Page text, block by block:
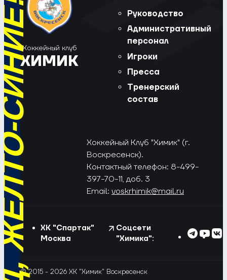
Хоккейный клуб
ХИМИК
Руководство
Административный
персонал
Игроки
Пресса
Тренерский
состав
Хоккейный Клуб "Химик" (г.
Воскресенск).
Контактный телефон: 8-499-
397-70-11, доб. 3
Email: voskrhimik@mail.ru
ХК "Спартак"
Москва
Соцсети
"Химика":
© 2015 - 2026 ХК "Химик" Воскресенск